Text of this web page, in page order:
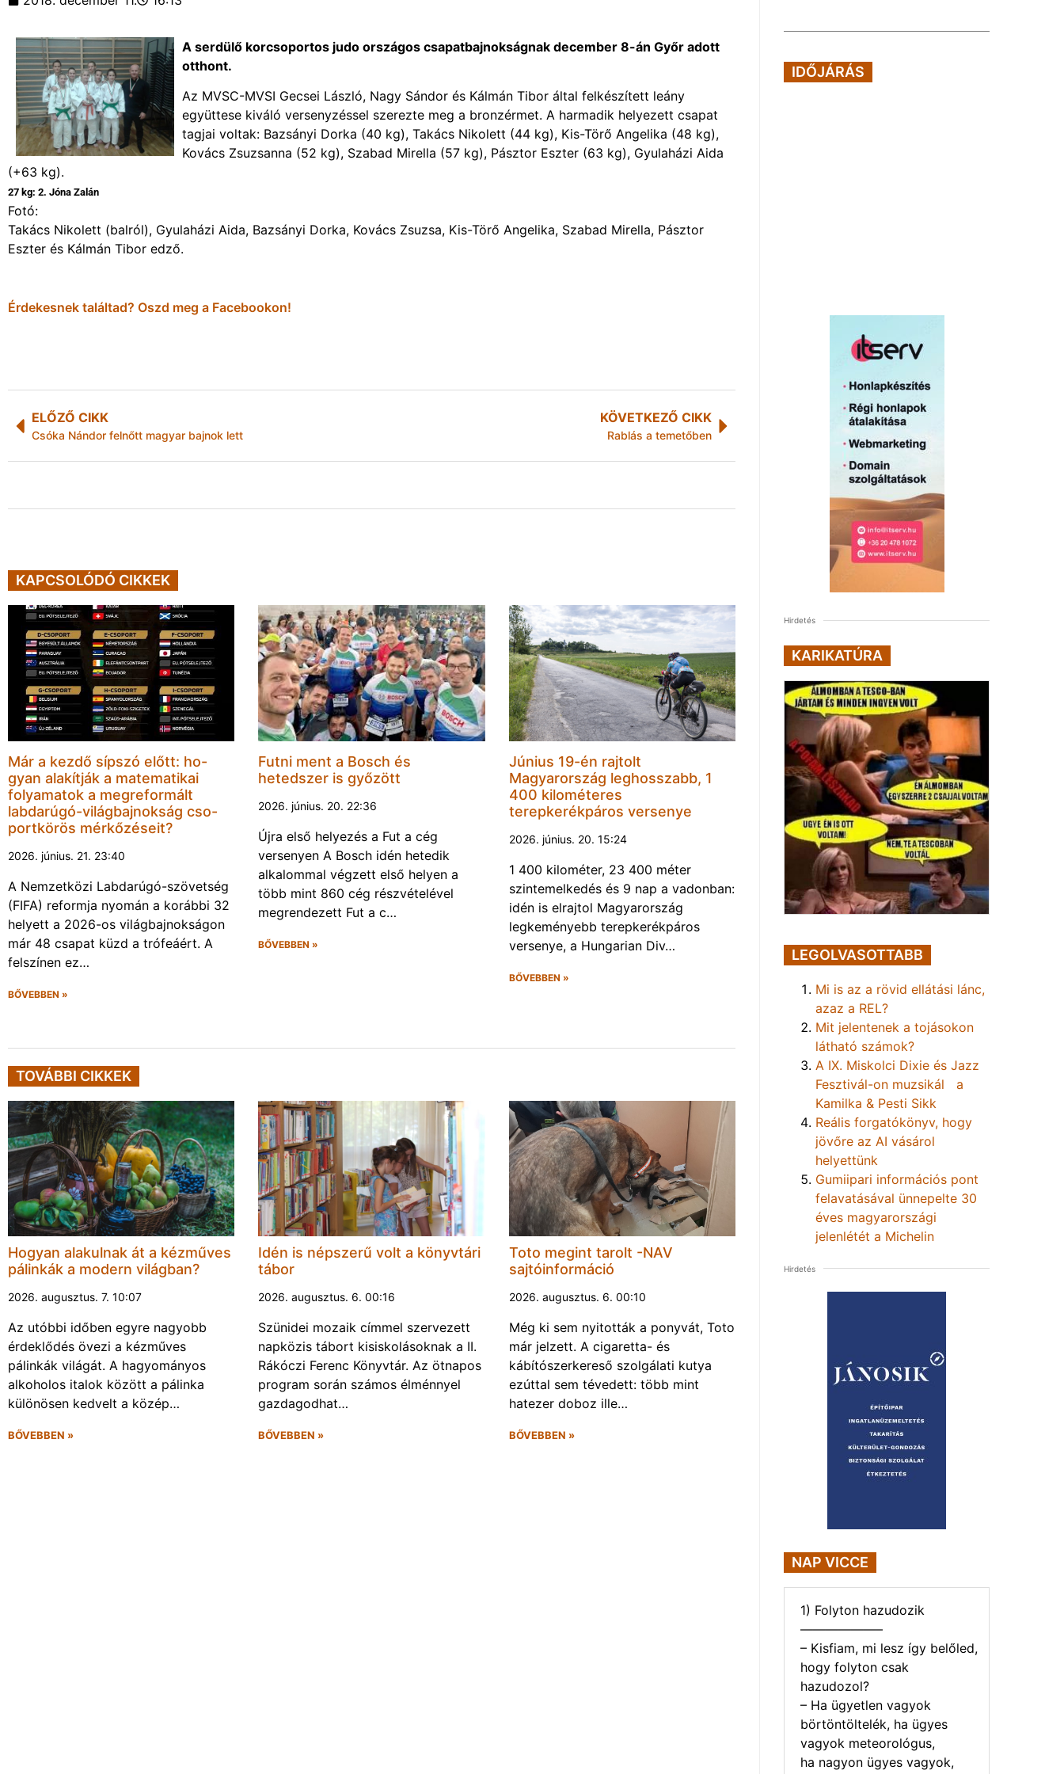
A serdülő korcsoportos judo országos csapatbajnokságnak december 8-án Győr adott
otthont.
Az MVSC-MVSI Gecsei László, Nagy Sándor és Kálmán Tibor által felkészített leány
együttese kiváló versenyzéssel szerezte meg a bronzérmet. A harmadik helyezett csapat
tagjai voltak: Bazsányi Dorka (40 kg), Takács Nikolett (44 kg), Kis-Törő Angelika (48 kg),
Kovács Zsuzsanna (52 kg), Szabad Mirella (57 kg), Pásztor Eszter (63 kg), Gyulaházi Aida
(+63 kg).
27 kg: 2. Jóna Zalán
Fotó:
Takács Nikolett (balról), Gyulaházi Aida, Bazsányi Dorka, Kovács Zsuzsa, Kis-Törő Angelika, Szabad Mirella, Pásztor
Eszter és Kálmán Tibor edző.
Érdekesnek találtad? Oszd meg a Facebookon!
ELŐZŐ CIKK
Csóka Nándor felnőtt magyar bajnok lett
KÖVETKEZŐ CIKK
Rablás a temetőben
KAPCSOLÓDÓ CIKKEK
Már a kezdő sípszó előtt: ho-
gyan alakítják a matematikai
folyamatok a megreformált
labdarúgó-világbajnokság cso-
portkörös mérkőzéseit?
2026. június. 21. 23:40
A Nemzetközi Labdarúgó-szövetség
(FIFA) reformja nyomán a korábbi 32
helyett a 2026-os világbajnokságon
már 48 csapat küzd a trófeáért. A
felszínen ez…
BŐVEBBEN »
Futni ment a Bosch és
hetedszer is győzött
2026. június. 20. 22:36
Újra első helyezés a Fut a cég
versenyen A Bosch idén hetedik
alkalommal végzett első helyen a
több mint 860 cég részvételével
megrendezett Fut a c…
BŐVEBBEN »
Június 19-én rajtolt
Magyarország leghosszabb, 1
400 kilométeres
terepkerékpáros versenye
2026. június. 20. 15:24
1 400 kilométer, 23 400 méter
szintemelkedés és 9 nap a vadonban:
idén is elrajtol Magyarország
legkeményebb terepkerékpáros
versenye, a Hungarian Div…
BŐVEBBEN »
TOVÁBBI CIKKEK
Hogyan alakulnak át a kézműves
pálinkák a modern világban?
2026. augusztus. 7. 10:07
Az utóbbi időben egyre nagyobb
érdeklődés övezi a kézműves
pálinkák világát. A hagyományos
alkoholos italok között a pálinka
különösen kedvelt a közép…
BŐVEBBEN »
Idén is népszerű volt a könyvtári
tábor
2026. augusztus. 6. 00:16
Szünidei mozaik címmel szervezett
napközis tábort kisiskolásoknak a II.
Rákóczi Ferenc Könyvtár. Az ötnapos
program során számos élménnyel
gazdagodhat…
BŐVEBBEN »
Toto megint tarolt -NAV
sajtóinformáció
2026. augusztus. 6. 00:10
Még ki sem nyitották a ponyvát, Toto
már jelzett. A cigaretta- és
kábítószerkereső szolgálati kutya
ezúttal sem tévedett: több mint
hatezer doboz ille…
BŐVEBBEN »
IDŐJÁRÁS
Hirdetés
KARIKATÚRA
LEGOLVASOTTABB
Mi is az a rövid ellátási lánc,
azaz a REL?
Mit jelentenek a tojásokon
látható számok?
A IX. Miskolci Dixie és Jazz
Fesztivál-on muzsikál a
Kamilka & Pesti Sikk
Reális forgatókönyv, hogy
jövőre az AI vásárol
helyettünk
Gumiipari információs pont
felavatásával ünnepelte 30
éves magyarországi
jelenlétét a Michelin
Hirdetés
NAP VICCE
1) Folyton hazudozik
——————–
– Kisfiam, mi lesz így belőled,
hogy folyton csak
hazudozol?
– Ha ügyetlen vagyok
börtöntöltelék, ha ügyes
vagyok meteorológus,
ha nagyon ügyes vagyok,